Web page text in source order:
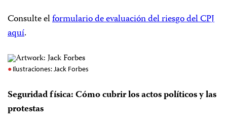
Consulte elformulario de evaluación del riesgo del CPJ
aquí.
Ilustraciones: Jack Forbes
Seguridad física: Cómo cubrir los actos políticos y las
protestas